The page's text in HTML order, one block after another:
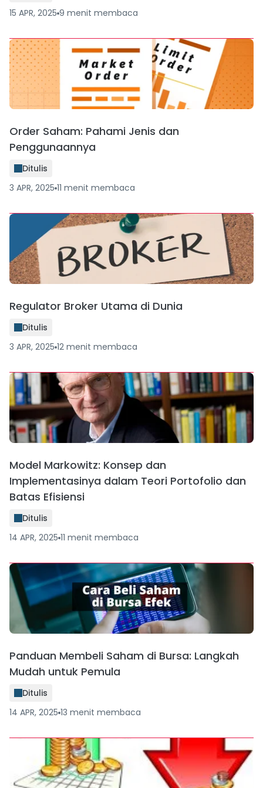
15 APR, 2025 9 menit membaca
Order Saham: Pahami Jenis dan
Penggunaannya
Ditulis
3 APR, 2025 11 menit membaca
Regulator Broker Utama di Dunia
Ditulis
3 APR, 2025 12 menit membaca
Model Markowitz: Konsep dan
Implementasinya dalam Teori Portofolio dan
Batas Efisiensi
Ditulis
14 APR, 2025 11 menit membaca
Panduan Membeli Saham di Bursa: Langkah
Mudah untuk Pemula
Ditulis
14 APR, 2025 13 menit membaca